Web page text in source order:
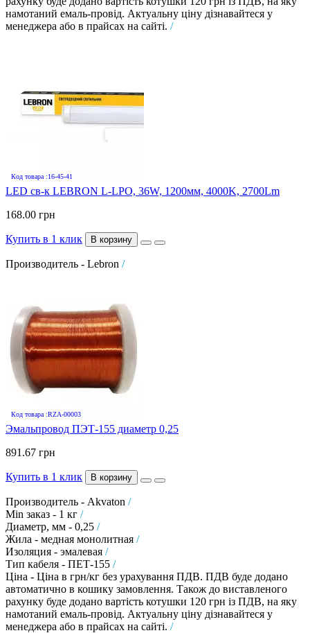
намотаний емаль-провід. Актуальну ціну дізнавайтеся у
менеджера або в прайсах на сайті. /
Код товара :16-45-41
LED св-к LEBRON L-LPO, 36W, 1200мм, 4000K, 2700Lm
168.00 грн
Купить в 1 клик В корзину
Производитель - Lebron /
Код товара :RZA-00003
Эмальпровод ПЭТ-155 диаметр 0,25
891.67 грн
Купить в 1 клик В корзину
Производитель - Akvaton /
Min заказ - 1 кг /
Диаметр, мм - 0,25 /
Жила - медная монолитная /
Изоляция - эмалевая /
Тип кабеля - ПЕТ-155 /
Ціна - Ціна в грн/кг без урахування ПДВ. ПДВ буде додано
автоматично в кошику замовлення. Також до виставленого
рахунку буде додано вартість котушки 120 грн із ПДВ, на яку
намотаний емаль-провід. Актуальну ціну дізнавайтеся у
менеджера або в прайсах на сайті. /